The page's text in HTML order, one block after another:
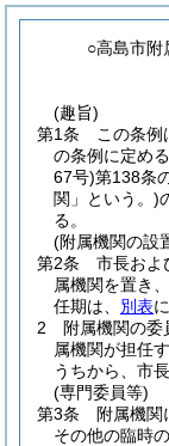
○高島市附
(趣旨)
第1条
この条
の条例に定め
67号)第138条
関」という。)
る。
(附属機関の設
第2条
市長およ
属機関を置き
任期は、 別表
2
附属機関の
属機関が担任
うちから、市
(専門委員等)
第3条
附属機関
その他の臨時